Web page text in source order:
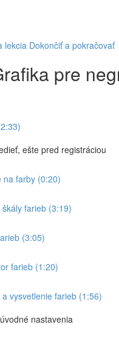
lekcia Dokončiť a pokračovať
pre
ešte pred registráciou
na farby (0:20)
škály farieb (3:19)
(3:05)
farieb (1:20)
vysvetlenie farieb (1:56)
nastavenia